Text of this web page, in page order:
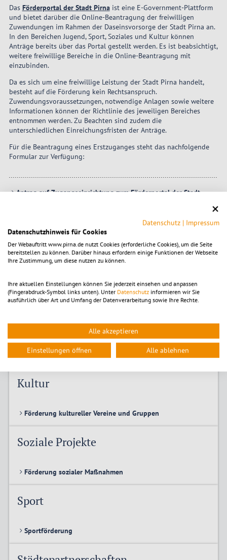
Das Förderportal der Stadt Pirnaist eine E-Government-Plattform
und bietet darüber die Online-Beantragung der freiwilligen
Zuwendungen im Rahmen der Daseinsvorsorge der Stadt Pirna an.
In den Bereichen Jugend, Sport, Soziales und Kultur können
Anträge bereits über das Portal gestellt werden. Es ist beabsichtigt,
weitere freiwillige Bereiche in die Online-Beantragung mit
einzubinden.
Da es sich um eine freiwillige Leistung der Stadt Pirna handelt,
besteht auf die Förderung kein Rechtsanspruch.
Zuwendungsvoraussetzungen, notwendige Anlagen sowie weitere
Informationen können der Richtlinie des jeweiligen Bereiches
entnommen werden. Zu Beachten sind zudem die
unterschiedlichen Einreichungsfristen der Anträge.
Für die Beantragung eines Erstzuganges steht das nachfolgende
Formular zur Verfügung:
Antrag auf Zugangseinrichtung zum Förderportal der Stadt
Gleichstellung
Förderung der Gleichstellung und Chancengleichheit
Kinder und Jugend
Förderung der Kinder- und Jugendarbeit
Kultur
Förderung kultureller Vereine und Gruppen
Soziale Projekte
Förderung sozialer Maßnahmen
Sport
Sportförderung
Datenschutz | Impressum
Datenschutzhinweis für Cookies
Der Webauftritt www.pirna.de nutzt Cookies (erforderliche Cookies), um die Seite
bereitstellen zu können. Darüber hinaus erfordern einige Funktionen der Webseite
Ihre Zustimmung, um diese nutzen zu können.
Ihre aktuellen Einstellungen können Sie jederzeit einsehen und anpassen
(Fingerabdruck-Symbol links unten). Unter Datenschutz informieren wir Sie
ausführlich über Art und Umfang der Datenverarbeitung sowie Ihre Rechte.
Alle akzeptieren
Einstellungen öffnen Alle ablehnen